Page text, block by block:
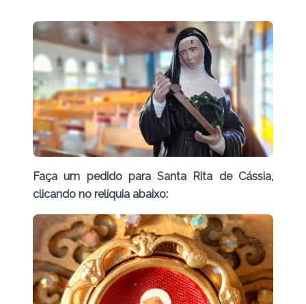
Faça um pedido para Santa Rita de Cássia,
clicando no relíquia abaixo: